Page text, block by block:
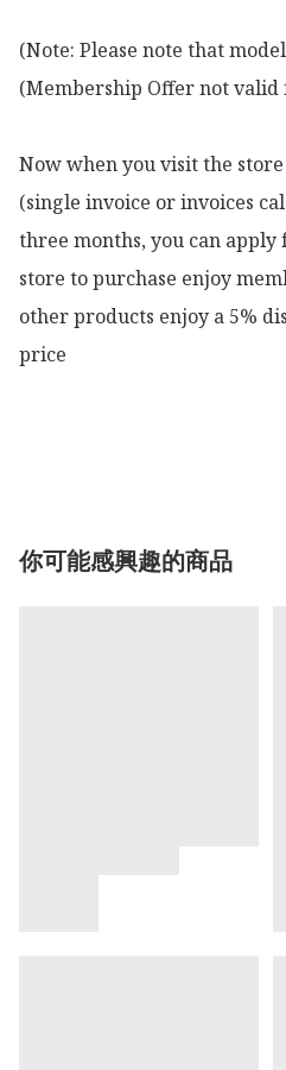
(Note: Please note that
(Membership Offer not
Now when you visit the
(single invoice or invoices
three months, you can
store to purchase enjoy
other products enjoy a 5%
price
你可能感興趣的商品